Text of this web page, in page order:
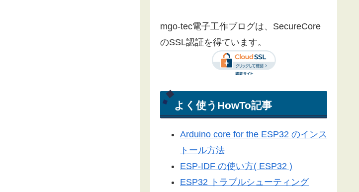
SSL/TLS 暗号化通信
有機EL(OLED)
LCD(液晶ディスプレイ)
Websocket
Arduino-ESP32
Arduino-ESP8266
LEDドットマトリックス
Server-Sent Events
スマートフォン
3Dプリンター
mgo-tec電子工作ブログは、SecureCore
のSSL認証を得ています。
よく使うHowTo記事
Arduino core for the ESP32 のインス
トール方法
ESP-IDF の使い方( ESP32 )
ESP32 トラブルシューティング